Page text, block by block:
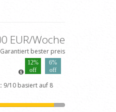
EUR/Woche
bester preis
12%
off
6%
off
9/10 basiert auf 8